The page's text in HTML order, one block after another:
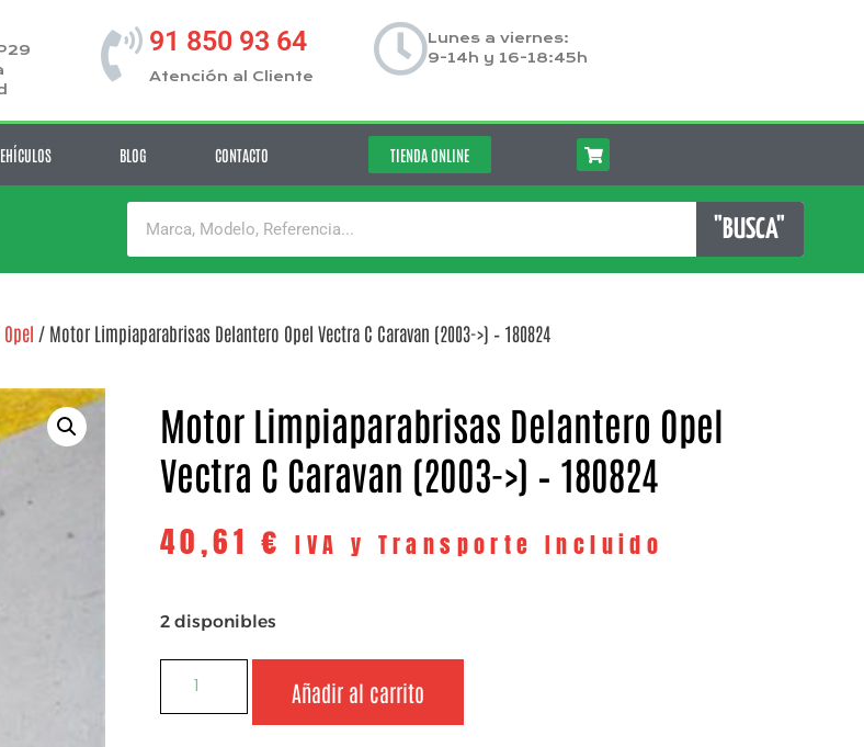
91 850 93 64
Atención al Cliente
Lunes a viernes:
9-14h y 16-18:45h
BLOG CONTACTO TIENDA ONLINE
"BUSCA"
Opel / Motor Limpiaparabrisas Delantero Opel Vectra C Caravan (2003->) – 180824
Motor Limpiaparabrisas Delantero Opel
Vectra C Caravan (2003->) – 180824
40,61€ IVA y Transporte Incluido
2 disponibles
Añadir al carrito